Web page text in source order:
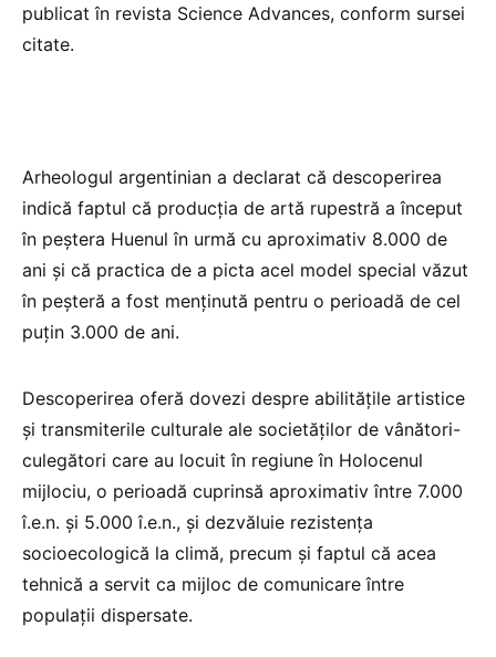
publicat în revista Science Advances, conform sursei
citate.
Arheologul argentinian a declarat că descoperirea
indică faptul că producţia de artă rupestră a început
în peştera Huenul în urmă cu aproximativ 8.000 de
ani şi că practica de a picta acel model special văzut
în peşteră a fost menţinută pentru o perioadă de cel
puţin 3.000 de ani.
Descoperirea oferă dovezi despre abilităţile artistice
şi transmiterile culturale ale societăţilor de vânători-
culegători care au locuit în regiune în Holocenul
mijlociu, o perioadă cuprinsă aproximativ între 7.000
î.e.n. şi 5.000 î.e.n., şi dezvăluie rezistenţa
socioecologică la climă, precum şi faptul că acea
tehnică a servit ca mijloc de comunicare între
populaţii dispersate.